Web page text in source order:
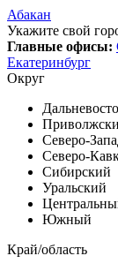
Абакан
Укажите свой
Главные офисы:
Екатеринбург
Округ
Северо-
Северо-
Сибирский
Уральский
Южный
Край/область